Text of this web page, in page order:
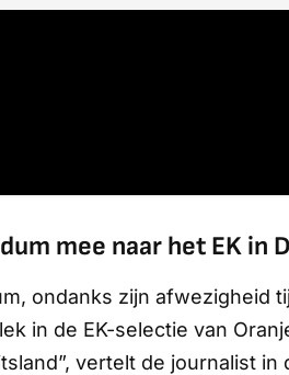
mee naar het EK in
ondanks zijn afwezigheid
in de EK-selectie van
vertelt de journalist